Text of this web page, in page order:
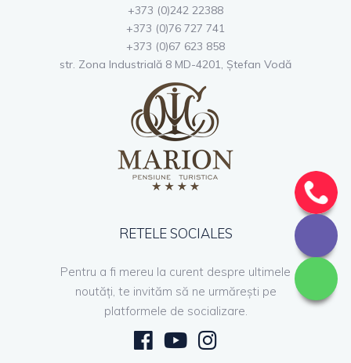
+373 (0)242 22388
+373 (0)76 727 741
+373 (0)67 623 858
str. Zona Industrială 8 MD-4201, Ştefan Vodă
RETELE SOCIALES
Pentru a fi mereu la curent despre ultimele
noutăți, te invităm să ne urmărești pe
platformele de socializare.